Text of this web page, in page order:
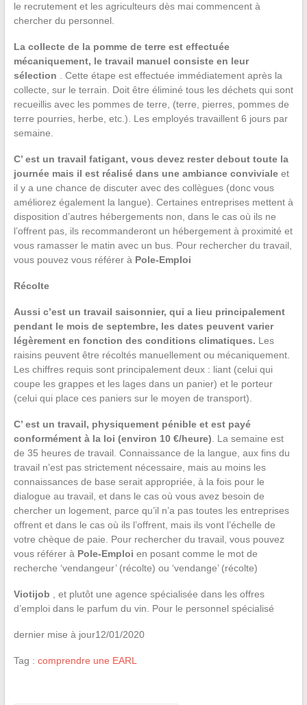
le recrutement et les agriculteurs dès mai commencent à
chercher du personnel.
La collecte de la pomme de terre est effectuée
mécaniquement, le travail manuel consiste en leur
sélection . Cette étape est effectuée immédiatement après la
collecte, sur le terrain. Doit être éliminé tous les déchets qui sont
recueillis avec les pommes de terre, (terre, pierres, pommes de
terre pourries, herbe, etc.). Les employés travaillent 6 jours par
semaine.
C’ est un travail fatigant, vous devez rester debout toute la
journée mais il est réalisé dans une ambiance convivialeet
il y a une chance de discuter avec des collègues (donc vous
améliorez également la langue). Certaines entreprises mettent à
disposition d’autres hébergements non, dans le cas où ils ne
l’offrent pas, ils recommanderont un hébergement à proximité et
vous ramasser le matin avec un bus. Pour rechercher du travail,
vous pouvez vous référer à Pole-Emploi
Récolte
Aussi c’est un travail saisonnier, qui a lieu principalement
pendant le mois de septembre, les dates peuvent varier
légèrement en fonction des conditions climatiques. Les
raisins peuvent être récoltés manuellement ou mécaniquement.
Les chiffres requis sont principalement deux : liant (celui qui
coupe les grappes et les lages dans un panier) et le porteur
(celui qui place ces paniers sur le moyen de transport).
C’ est un travail, physiquement pénible et est payé
conformément à la loi (environ 10 €/heure) . La semaine est
de 35 heures de travail. Connaissance de la langue, aux fins du
travail n’est pas strictement nécessaire, mais au moins les
connaissances de base serait appropriée, à la fois pour le
dialogue au travail, et dans le cas où vous avez besoin de
chercher un logement, parce qu’il n’a pas toutes les entreprises
offrent et dans le cas où ils l’offrent, mais ils vont l’échelle de
votre chèque de paie. Pour rechercher du travail, vous pouvez
vous référer à Pole-Emploi en posant comme le mot de
recherche ‘vendangeur’ (récolte) ou ‘vendange’ (récolte)
Viotijob , et plutôt une agence spécialisée dans les offres
d’emploi dans le parfum du vin. Pour le personnel spécialisé
dernier mise à jour12/01/2020
Tag : comprendre une EARL